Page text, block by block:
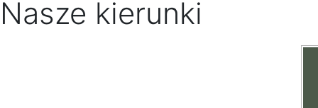
Nasze kierunki